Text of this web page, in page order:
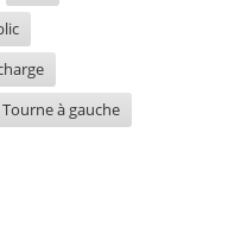
Tourne à gauche